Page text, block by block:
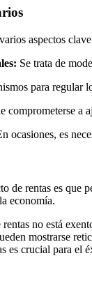
aspectos
Se trata de
para regular
comprometerse a
ocasiones, es
de rentas es que
economía.
no está
mostrarse
es crucial para el